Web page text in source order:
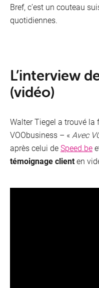
Bref, c’est un couteau
quotidiennes.
L’interview
(vidéo)
Walter Tiegel a trouvé la
VOObusiness – «Avec
après celui deSpeed.be
témoignage clienten